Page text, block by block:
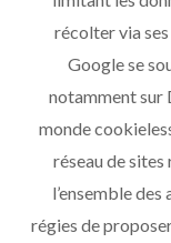
récolter via
Google se
notamment sur
monde
réseau de
l’ensemble
régies de